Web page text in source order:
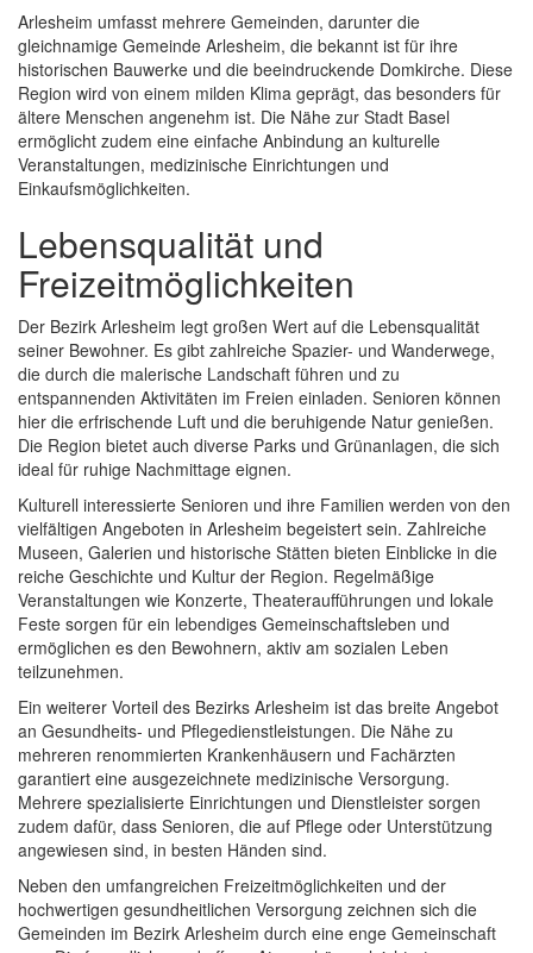
Arlesheim umfasst mehrere Gemeinden, darunter die
gleichnamige Gemeinde Arlesheim, die bekannt ist für ihre
historischen Bauwerke und die beeindruckende Domkirche. Diese
Region wird von einem milden Klima geprägt, das besonders für
ältere Menschen angenehm ist. Die Nähe zur Stadt Basel
ermöglicht zudem eine einfache Anbindung an kulturelle
Veranstaltungen, medizinische Einrichtungen und
Einkaufsmöglichkeiten.
Lebensqualität und
Freizeitmöglichkeiten
Der Bezirk Arlesheim legt großen Wert auf die Lebensqualität
seiner Bewohner. Es gibt zahlreiche Spazier- und Wanderwege,
die durch die malerische Landschaft führen und zu
entspannenden Aktivitäten im Freien einladen. Senioren können
hier die erfrischende Luft und die beruhigende Natur genießen.
Die Region bietet auch diverse Parks und Grünanlagen, die sich
ideal für ruhige Nachmittage eignen.
Kulturell interessierte Senioren und ihre Familien werden von den
vielfältigen Angeboten in Arlesheim begeistert sein. Zahlreiche
Museen, Galerien und historische Stätten bieten Einblicke in die
reiche Geschichte und Kultur der Region. Regelmäßige
Veranstaltungen wie Konzerte, Theateraufführungen und lokale
Feste sorgen für ein lebendiges Gemeinschaftsleben und
ermöglichen es den Bewohnern, aktiv am sozialen Leben
teilzunehmen.
Ein weiterer Vorteil des Bezirks Arlesheim ist das breite Angebot
an Gesundheits- und Pflegedienstleistungen. Die Nähe zu
mehreren renommierten Krankenhäusern und Fachärzten
garantiert eine ausgezeichnete medizinische Versorgung.
Mehrere spezialisierte Einrichtungen und Dienstleister sorgen
zudem dafür, dass Senioren, die auf Pflege oder Unterstützung
angewiesen sind, in besten Händen sind.
Neben den umfangreichen Freizeitmöglichkeiten und der
hochwertigen gesundheitlichen Versorgung zeichnen sich die
Gemeinden im Bezirk Arlesheim durch eine enge Gemeinschaft